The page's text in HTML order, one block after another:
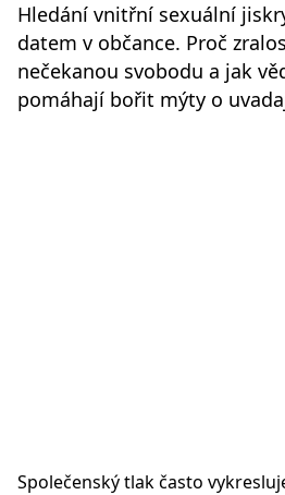
Hledání vnitřní sexuální
datem v občance. Proč
nečekanou svobodu a jak
pomáhají bořit mýty o
Společenský tlak často